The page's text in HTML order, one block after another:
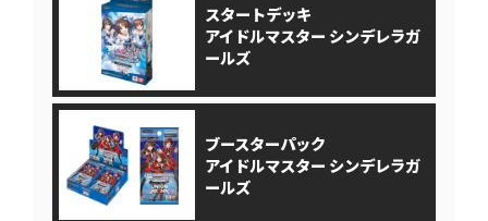
スタートデッキ
アイドルマスター シンデレラガ
ールズ
ブースターパック
アイドルマスター シンデレラガ
ールズ